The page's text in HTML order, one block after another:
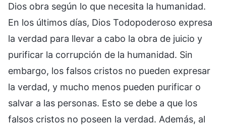
Dios obra según lo que necesita la humanidad.
En los últimos días, Dios Todopoderoso expresa
la verdad para llevar a cabo la obra de juicio y
purificar la corrupción de la humanidad. Sin
embargo, los falsos cristos no pueden expresar
la verdad, y mucho menos pueden purificar o
salvar a las personas. Esto se debe a que los
falsos cristos no poseen la verdad. Además, al